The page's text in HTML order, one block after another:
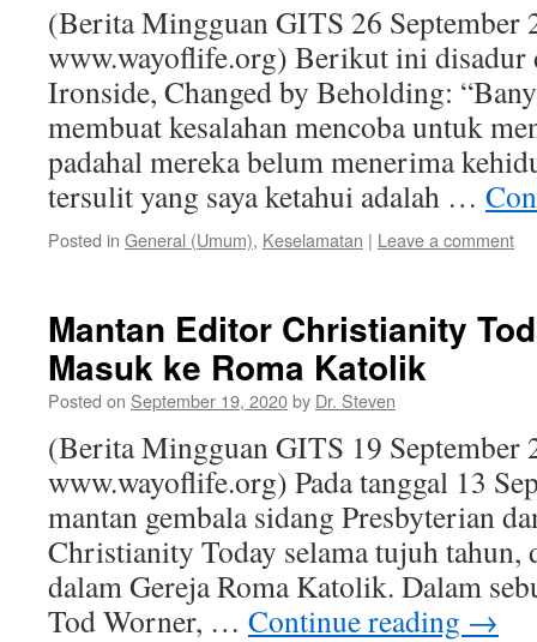
(Berita Mingguan GITS 26 September
www.wayoflife.org) Berikut ini
Ironside, Changed by Beholding:
membuat kesalahan mencoba untuk
padahal mereka belum menerima
tersulit yang saya ketahui adalah …
Posted in General (Umum), Keselamatan | Leave a comment
Mantan Editor Christianity
Masuk ke Roma Katolik
Posted on September 19, 2020by Dr. Steven
(Berita Mingguan GITS 19 September
www.wayoflife.org) Pada tanggal 13
mantan gembala sidang Presbyterian
Christianity Today selama tujuh tahun,
dalam Gereja Roma Katolik. Dalam
Tod Worner, … Continue reading →